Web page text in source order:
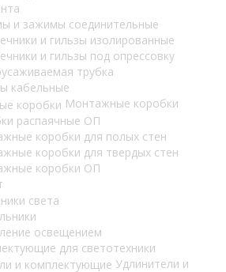
и зажимы соединительные
и гильзы изолированные
и гильзы под опрессовку
трубка
кабельные
Монтажные коробки
распаячные ОП
коробки для полых стен
коробки для твердых стен
коробки ОП
света
освещением
для светотехники
Удлинители и